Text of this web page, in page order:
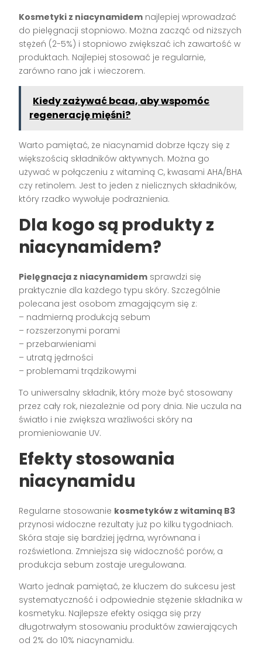
Kosmetyki z niacynamidem najlepiej wprowadzać
do pielęgnacji stopniowo. Można zacząć od niższych
stężeń (2-5%) i stopniowo zwiększać ich zawartość w
produktach. Najlepiej stosować je regularnie,
zarówno rano jak i wieczorem.
Kiedy zażywać bcaa, aby wspomóc
regenerację mięśni?
Warto pamiętać, że niacynamid dobrze łączy się z
większością składników aktywnych. Można go
używać w połączeniu z witaminą C, kwasami AHA/BHA
czy retinolem. Jest to jeden z nielicznych składników,
który rzadko wywołuje podrażnienia.
Dla kogo są produkty z
niacynamidem?
Pielęgnacja z niacynamidem sprawdzi się
praktycznie dla każdego typu skóry. Szczególnie
polecana jest osobom zmagającym się z:
– nadmierną produkcją sebum
– rozszerzonymi porami
– przebarwieniami
– utratą jędrności
– problemami trądzikowymi
To uniwersalny składnik, który może być stosowany
przez cały rok, niezależnie od pory dnia. Nie uczula na
światło i nie zwiększa wrażliwości skóry na
promieniowanie UV.
Efekty stosowania
niacynamidu
Regularne stosowanie kosmetyków z witaminą B3
przynosi widoczne rezultaty już po kilku tygodniach.
Skóra staje się bardziej jędrna, wyrównana i
rozświetlona. Zmniejsza się widoczność porów, a
produkcja sebum zostaje uregulowana.
Warto jednak pamiętać, że kluczem do sukcesu jest
systematyczność i odpowiednie stężenie składnika w
kosmetyku. Najlepsze efekty osiąga się przy
długotrwałym stosowaniu produktów zawierających
od 2% do 10% niacynamidu.